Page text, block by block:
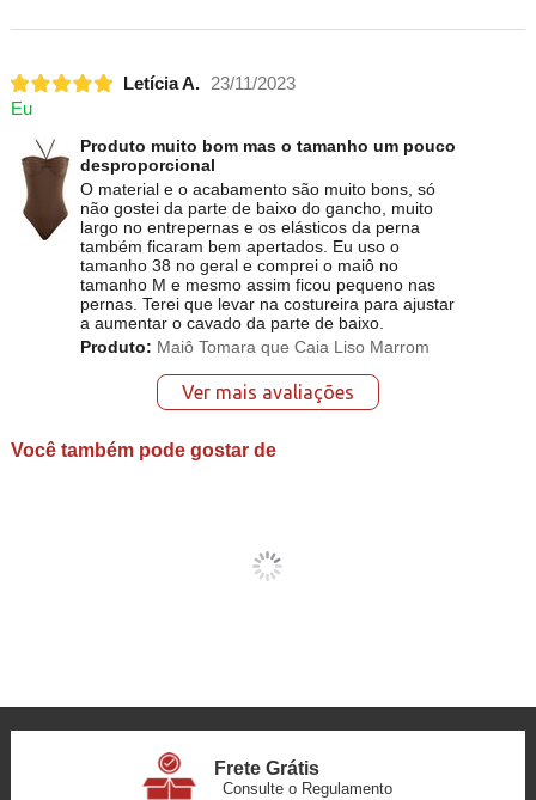
Letícia A.
23/11/2023
Eu
Produto muito bom mas o tamanho um pouco
desproporcional
O material e o acabamento são muito bons, só
não gostei da parte de baixo do gancho, muito
largo no entrepernas e os elásticos da perna
também ficaram bem apertados. Eu uso o
tamanho 38 no geral e comprei o maiô no
tamanho M e mesmo assim ficou pequeno nas
pernas. Terei que levar na costureira para ajustar
a aumentar o cavado da parte de baixo.
Produto: Maiô Tomara que Caia Liso Marrom
Ver mais avaliações
Você também pode gostar de
Frete Grátis
Consulte o Regulamento